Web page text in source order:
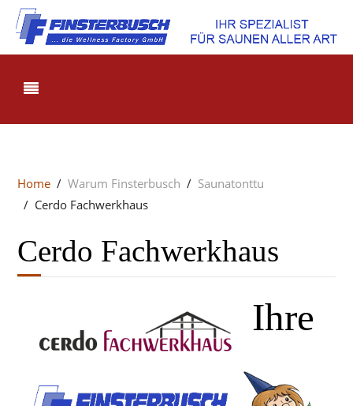
Home Warum Finsterbusch
Saunatonttu
Cerdo Fachwerkhaus
Cerdo Fachwerkhaus
Ihre